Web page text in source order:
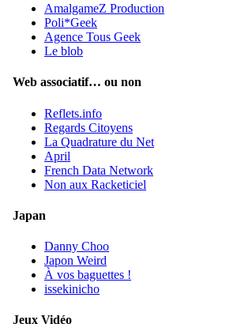
AmalgameZ Production
Poli*Geek
Agence Tous Geek
Le blob
Web associatif… ou non
Reflets.info
Regards Citoyens
La Quadrature du Net
April
French Data Network
Non aux Racketiciel
Japan
Danny Choo
Japon Weird
À vos baguettes !
issekinicho
Jeux Vidéo